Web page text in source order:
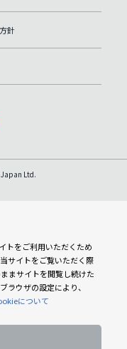
トをご利用いただくため
サイトをご覧いただく際
まサイトを閲覧し続けた
ラウザの設定により、
について
Ltd.
針